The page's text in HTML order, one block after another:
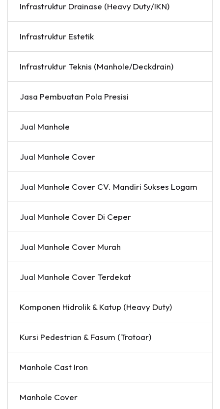
Infrastruktur Drainase (Heavy Duty/IKN)
Infrastruktur Estetik
Infrastruktur Teknis (Manhole/Deckdrain)
Jasa Pembuatan Pola Presisi
Jual Manhole
Jual Manhole Cover
Jual Manhole Cover CV. Mandiri Sukses Logam
Jual Manhole Cover Di Ceper
Jual Manhole Cover Murah
Jual Manhole Cover Terdekat
Komponen Hidrolik & Katup (Heavy Duty)
Kursi Pedestrian & Fasum (Trotoar)
Manhole Cast Iron
Manhole Cover